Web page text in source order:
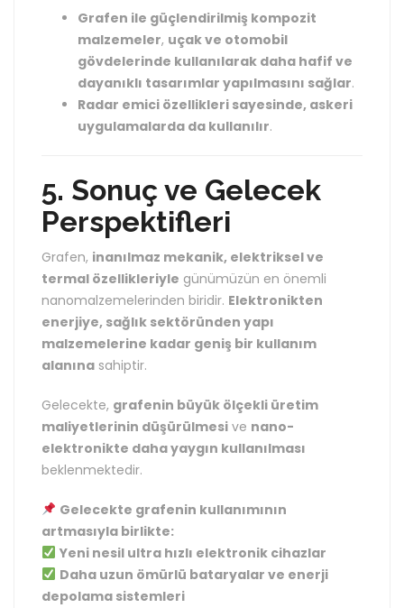
Grafen ile güçlendirilmiş kompozit
malzemeler, uçak ve otomobil
gövdelerinde kullanılarak daha hafif ve
dayanıklı tasarımlar yapılmasını sağlar.
Radar emici özellikleri sayesinde, askeri
uygulamalarda da kullanılır.
5. Sonuç ve Gelecek
Perspektifleri
Grafen, inanılmaz mekanik, elektriksel ve
termal özellikleriyle günümüzün en önemli
nanomalzemelerinden biridir. Elektronikten
enerjiye, sağlık sektöründen yapı
malzemelerine kadar geniş bir kullanım
alanına sahiptir.
Gelecekte, grafenin büyük ölçekli üretim
maliyetlerinin düşürülmesi ve nano-
elektronikte daha yaygın kullanılması
beklenmektedir.
Gelecekte grafenin kullanımının
artmasıyla birlikte:
Yeni nesil ultra hızlı elektronik cihazlar
Daha uzun ömürlü bataryalar ve enerji
depolama sistemleri